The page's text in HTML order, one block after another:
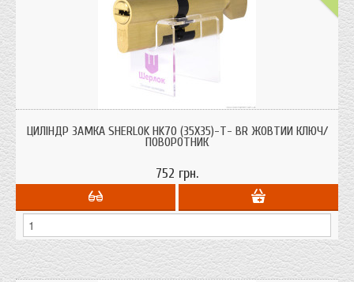
поворотник із системою захисту від висвердлювання, від вибивання.
ЦИЛІНДР ЗАМКА SHERLOK HK70 (35Х35)-Т- BR ЖОВТИЙ КЛЮЧ/
ПОВОРОТНИК
752 грн.